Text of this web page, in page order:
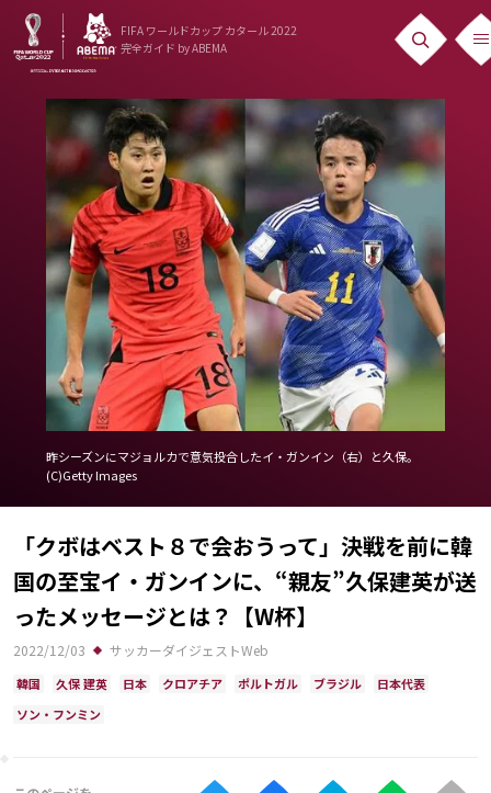
FIFA ワールドカップ カタール 2022
完全ガイド by ABEMA
ニュース
News
出場国
Teams
日本代表
Team Japan
日程・結果
Schedule
ランキング
Ranking
大会について
About
Android
昨シーズンにマジョルカで意気投合したイ・ガンイン（右）と久保。
(C)Getty Images
「クボはベスト８で会おうって」決戦を前に韓
国の至宝イ・ガンインに、“親友”久保建英が送
ったメッセージとは？【W杯】
2022/12/03 サッカーダイジェストWeb
韓国 久保 建英 日本 クロアチア ポルトガル ブラジル
日本代表
ソン・フンミン